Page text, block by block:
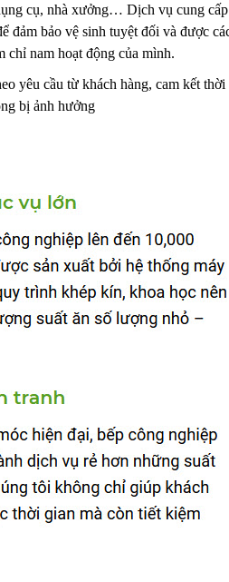
cụ, nhà xưởng… Dịch vụ cung
bảo vệ sinh tuyệt đối và được
chỉ nam hoạt động của mình.
yêu cầu từ khách hàng, cam kết
bị ảnh hưởng